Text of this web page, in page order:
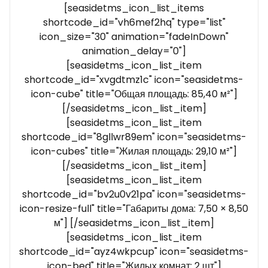
[seasidetms_icon_list_items
shortcode_id="vh6mef2hq" type="list"
icon_size="30" animation="fadeInDown"
animation_delay="0"]
[seasidetms_icon_list_item
shortcode_id="xvgdtmz1c" icon="seasidetms-
icon-cube" title="Общая площадь: 85,40 м²"]
[/seasidetms_icon_list_item]
[seasidetms_icon_list_item
shortcode_id="8gllwr89em" icon="seasidetms-
icon-cubes" title="Жилая площадь: 29,10 м²"]
[/seasidetms_icon_list_item]
[seasidetms_icon_list_item
shortcode_id="bv2u0v21pa" icon="seasidetms-
icon-resize-full" title="Габариты дома: 7,50 × 8,50
м"] [/seasidetms_icon_list_item]
[seasidetms_icon_list_item
shortcode_id="ayz4wkpcup" icon="seasidetms-